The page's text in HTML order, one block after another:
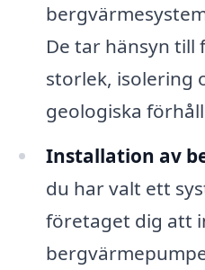
De tar hänsyn till
storlek, isolering
geologiska
Installation av
du har valt ett
företaget dig att